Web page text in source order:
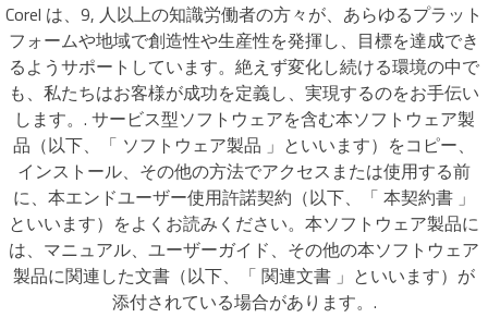
Corel は、9, 人以上の知識労働者の方々が、あらゆるプラット
フォームや地域で創造性や生産性を発揮し、目標を達成でき
るようサポートしています。絶えず変化し続ける環境の中で
も、私たちはお客様が成功を定義し、実現するのをお手伝い
します。. サービス型ソフトウェアを含む本ソフトウェア製
品（以下、「 ソフトウェア製品 」といいます）をコピー、
インストール、その他の方法でアクセスまたは使用する前
に、本エンドユーザー使用許諾契約（以下、「 本契約書 」
といいます）をよくお読みください。本ソフトウェア製品に
は、マニュアル、ユーザーガイド、その他の本ソフトウェア
製品に関連した文書（以下、「 関連文書 」といいます）が
添付されている場合があります。.